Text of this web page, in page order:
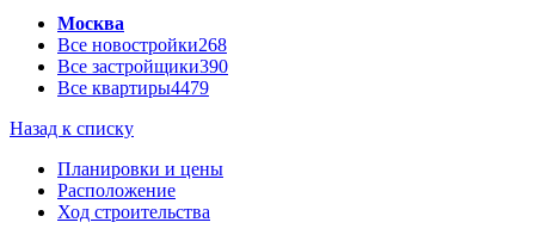
Москва
Все новостройки268
Все застройщики390
Все квартиры4479
Назад к списку
Планировки и цены
Расположение
Ход строительства